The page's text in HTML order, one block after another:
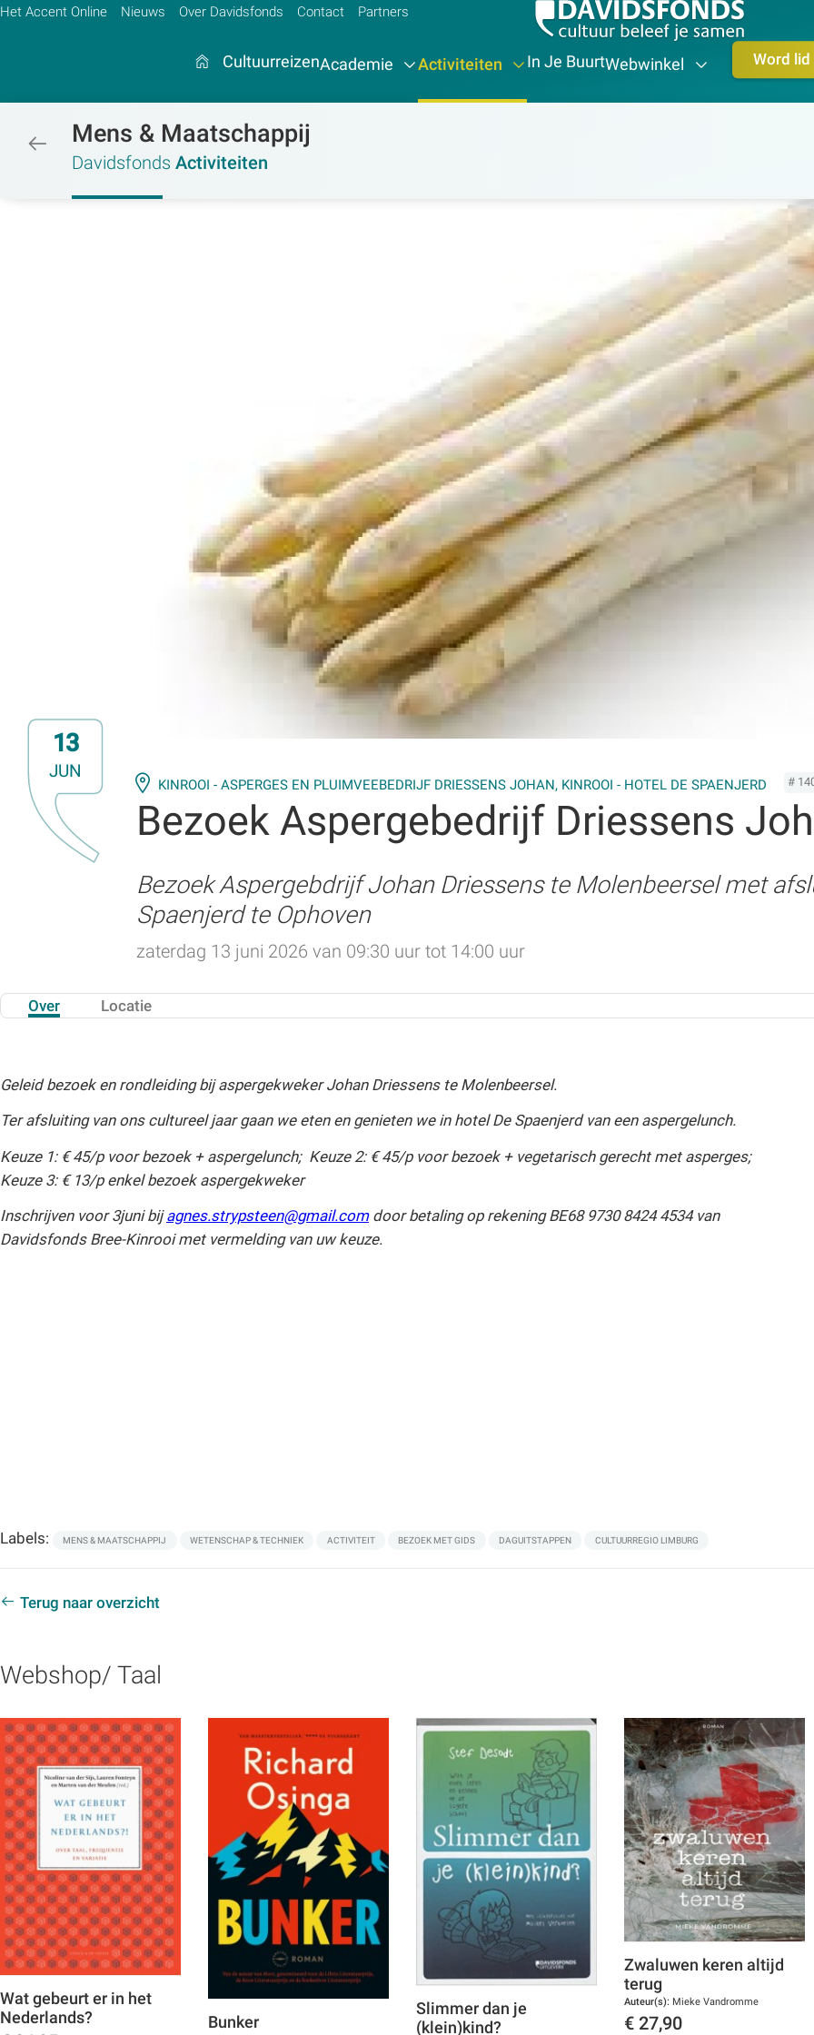
Het Accent Online Nieuws Over Davidsfonds Contact Partners
CultuurreizenAcademie Activiteiten In Je BuurtWebwinkel Word lid
/activiteiten
Mens & Maatschappij
Davidsfonds Activiteiten
13
JUN
KINROOI - ASPERGES EN PLUIMVEEBEDRIJF DRIESSENS JOHAN, KINROOI - HOTEL DE SPAENJERD #
Bezoek Aspergebedrijf Driessens
Bezoek Aspergebdrijf Johan Driessens te Molenbeersel met
Spaenjerd te Ophoven
zaterdag 13 juni 2026 van 09:30 uur tot 14:00 uur
Over Locatie
Geleid bezoek en rondleiding bij aspergekweker Johan Driessens te Molenbeersel.
Ter afsluiting van ons cultureel jaar gaan we eten en genieten we in hotel De Spaenjerd van een aspergelunch.
Keuze 1: € 45/p voor bezoek + aspergelunch; Keuze 2: € 45/p voor bezoek + vegetarisch gerecht met asperges;
Keuze 3: € 13/p enkel bezoek aspergekweker
Inschrijven voor 3juni bijagnes.strypsteen@gmail.comdoor betaling op rekening BE68 9730 8424 4534 van
Davidsfonds Bree-Kinrooi met vermelding van uw keuze.
Labels: MENS & MAATSCHAPPIJ WETENSCHAP & TECHNIEK ACTIVITEIT BEZOEK MET GIDS DAGUITSTAPPEN CULTUURREGIO LIMBURG
Terug naar overzicht
Webshop/ Taal
Wat gebeurt er in het
Nederlands?
Bunker
Slimmer dan je
(klein)kind?
Zwaluwen keren altijd
terug
Auteur(s): Mieke Vandromme
€ 27,90
Zoek:
Zoeken